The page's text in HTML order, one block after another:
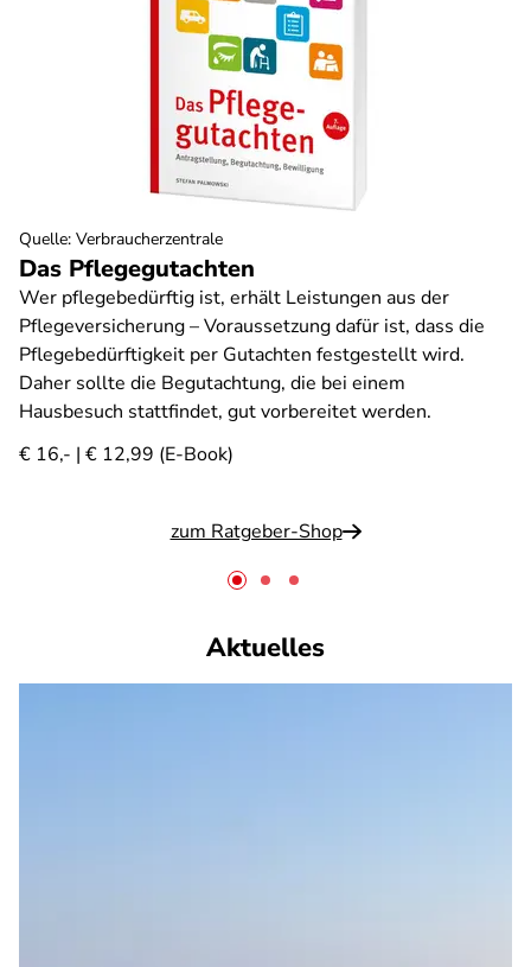
Das Pflegegutachten
Wer pflegebedürftig ist, erhält Leistungen aus der
Pflegeversicherung – Voraussetzung dafür ist, dass die
Pflegebedürftigkeit per Gutachten festgestellt wird.
Daher sollte die Begutachtung, die bei einem
Hausbesuch stattfindet, gut vorbereitet werden.
€ 16,- | € 12,99 (E-Book)
zum Ratgeber-Shop
Quelle: Verbraucherzentrale
Aktuelles